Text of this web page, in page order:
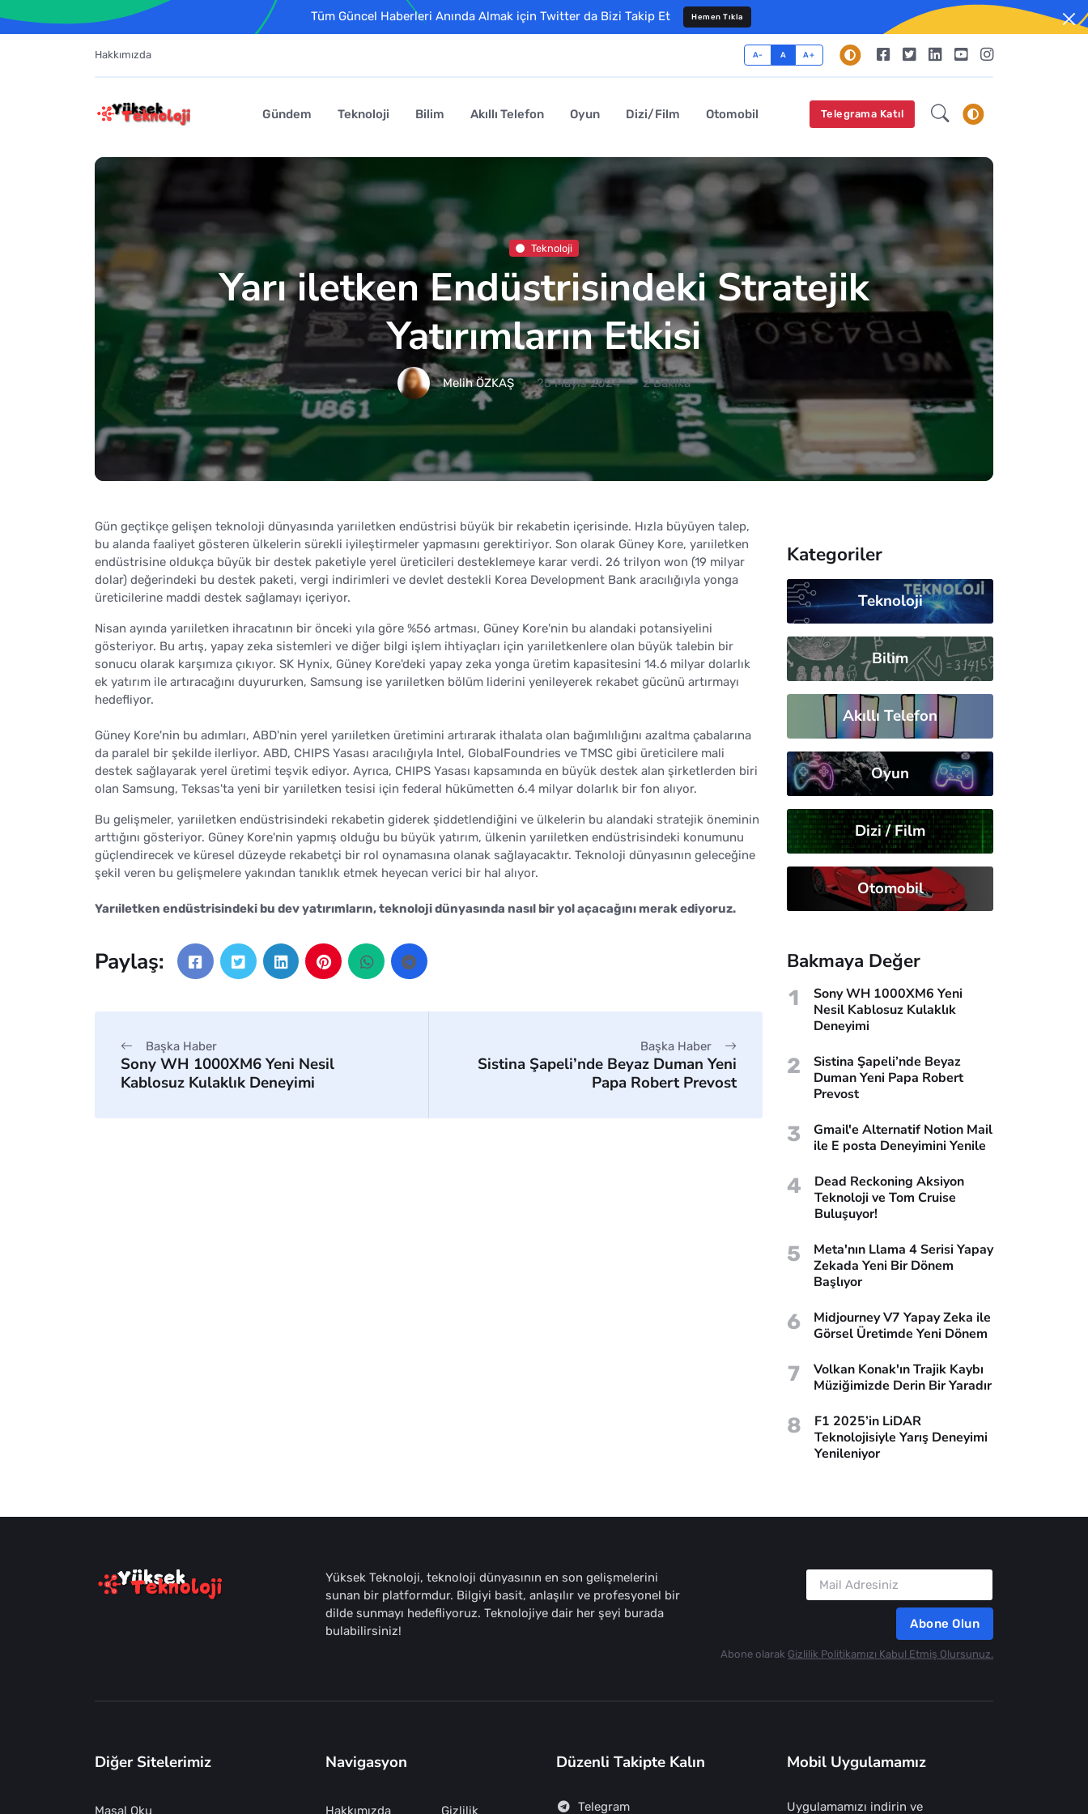
Tüm Güncel Haberleri Anında Almak için Twitter da Bizi Takip Et Hemen Tıkla
Hakkımızda A- A A+
Gündem Teknoloji Bilim Akıllı Telefon Oyun Dizi/Film Otomobil Telegrama Katıl
Teknoloji
Yarı iletken Endüstrisindeki Stratejik
Yatırımların Etkisi
Melih ÖZKAŞ 25 Mayıs 2024 2 Dakika
Gün geçtikçe gelişen teknoloji dünyasında yarıiletken endüstrisi büyük bir rekabetin içerisinde. Hızla büyüyen talep,
bu alanda faaliyet gösteren ülkelerin sürekli iyileştirmeler yapmasını gerektiriyor. Son olarak Güney Kore, yarıiletken
endüstrisine oldukça büyük bir destek paketiyle yerel üreticileri desteklemeye karar verdi. 26 trilyon won (19 milyar
dolar) değerindeki bu destek paketi, vergi indirimleri ve devlet destekli Korea Development Bank aracılığıyla yonga
üreticilerine maddi destek sağlamayı içeriyor.
Nisan ayında yarıiletken ihracatının bir önceki yıla göre %56 artması, Güney Kore'nin bu alandaki potansiyelini
gösteriyor. Bu artış, yapay zeka sistemleri ve diğer bilgi işlem ihtiyaçları için yarıiletkenlere olan büyük talebin bir
sonucu olarak karşımıza çıkıyor. SK Hynix, Güney Kore'deki yapay zeka yonga üretim kapasitesini 14.6 milyar dolarlık
ek yatırım ile artıracağını duyururken, Samsung ise yarıiletken bölüm liderini yenileyerek rekabet gücünü artırmayı
hedefliyor.
Güney Kore'nin bu adımları, ABD'nin yerel yarıiletken üretimini artırarak ithalata olan bağımlılığını azaltma çabalarına
da paralel bir şekilde ilerliyor. ABD, CHIPS Yasası aracılığıyla Intel, GlobalFoundries ve TMSC gibi üreticilere mali
destek sağlayarak yerel üretimi teşvik ediyor. Ayrıca, CHIPS Yasası kapsamında en büyük destek alan şirketlerden biri
olan Samsung, Teksas'ta yeni bir yarıiletken tesisi için federal hükümetten 6.4 milyar dolarlık bir fon alıyor.
Bu gelişmeler, yarıiletken endüstrisindeki rekabetin giderek şiddetlendiğini ve ülkelerin bu alandaki stratejik öneminin
arttığını gösteriyor. Güney Kore'nin yapmış olduğu bu büyük yatırım, ülkenin yarıiletken endüstrisindeki konumunu
güçlendirecek ve küresel düzeyde rekabetçi bir rol oynamasına olanak sağlayacaktır. Teknoloji dünyasının geleceğine
şekil veren bu gelişmelere yakından tanıklık etmek heyecan verici bir hal alıyor.
Yarıiletken endüstrisindeki bu dev yatırımların, teknoloji dünyasında nasıl bir yol açacağını merak ediyoruz.
Paylaş:
Başka Haber
Sony WH 1000XM6 Yeni Nesil
Kablosuz Kulaklık Deneyimi
Başka Haber
Sistina Şapeli’nde Beyaz Duman Yeni
Papa Robert Prevost
Kategoriler
Teknoloji
Bilim
Akıllı Telefon
Oyun
Dizi / Film
Otomobil
Bakmaya Değer
1
Sony WH 1000XM6 Yeni
Nesil Kablosuz Kulaklık
Deneyimi
2
Sistina Şapeli’nde Beyaz
Duman Yeni Papa Robert
Prevost
3
Gmail'e Alternatif Notion Mail
ile E posta Deneyimini Yenile
4
Dead Reckoning Aksiyon
Teknoloji ve Tom Cruise
Buluşuyor!
5
Meta'nın Llama 4 Serisi Yapay
Zekada Yeni Bir Dönem
Başlıyor
6
Midjourney V7 Yapay Zeka ile
Görsel Üretimde Yeni Dönem
7
Volkan Konak'ın Trajik Kaybı
Müziğimizde Derin Bir Yaradır
8
F1 2025’in LiDAR
Teknolojisiyle Yarış Deneyimi
Yenileniyor
Yüksek Teknoloji, teknoloji dünyasının en son gelişmelerini
sunan bir platformdur. Bilgiyi basit, anlaşılır ve profesyonel bir
dilde sunmayı hedefliyoruz. Teknolojiye dair her şeyi burada
bulabilirsiniz!
Abone Olun
Abone olarak Gizlilik Politikamızı Kabul Etmiş Olursunuz.
Diğer Sitelerimiz
Masal Oku
Navigasyon
Hakkımızda Gizlilik
Düzenli Takipte Kalın
Telegram
Mobil Uygulamamız
Uygulamamızı indirin ve